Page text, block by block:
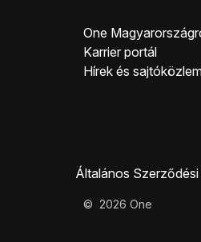
One Magyar
Karrier portál
Hírek és
Általános
© 2026 One